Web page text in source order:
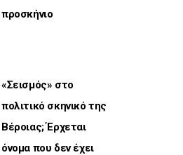
προσκήνιο
«Σεισμός» στο
πολιτικό σκηνικό της
Βέροιας; Έρχεται
όνομα που δεν έχει